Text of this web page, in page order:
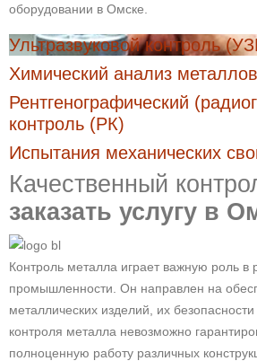
оборудовании в Омске.
Ультразвуковой контроль
Химический анализ
Рентгенографический
контроль (РК)
Испытания механических
Качественный
заказать услугу в
Контроль металла играет важную роль в
промышленности. Он направлен на
металлических изделий, их
контроля металла невозможно
полноценную работу различных